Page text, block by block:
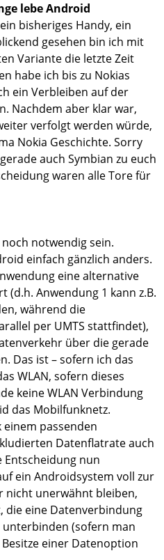
lebe Android
bisheriges Handy, ein
gesehen bin ich mit
Variante die letzte Zeit
habe ich bis zu Nokias
ein Verbleiben auf der
Nachdem aber klar war,
verfolgt werden würde,
Nokia Geschichte. Sorry
auch Symbian zu euch
waren alle Tore für
notwendig sein.
einfach gänzlich anders.
eine alternative
Anwendung 1 kann z.B.
während die
per UMTS stattfindet),
über die gerade
Das ist – sofern ich das
WLAN, sofern dieses
keine WLAN Verbindung
das Mobilfunknetz.
passenden
Datenflatrate auch
Entscheidung nun
ein Androidsystem voll zur
nicht unerwähnt bleiben,
die eine Datenverbindung
(sofern man
einer Datenoption